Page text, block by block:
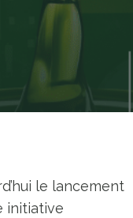
le lancement
initiative